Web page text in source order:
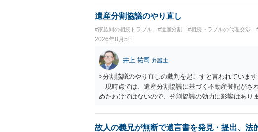
遺産分割協議のやり直し
#家族間の相続トラブル #遺産分割 #相続トラブルの代理交渉
2026年8月5日
井上 祐司 弁護士
>分割協議のやり直しの裁判を起こすと言われていま
現時点では、遺産分割協議に基づく不動産登記がさ
めたわけではないので、分割協議の効力に影響はあ
りますが、 ・伯母様自身が分割協議に加わっている
益が誰にあったかの立証が困難であること からする
故人の義兄が無断で遺言書を発見・提出、法